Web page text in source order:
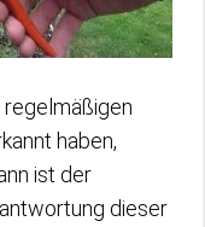
haben,
ist der
dieser